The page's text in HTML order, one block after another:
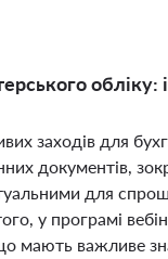
обліку:
заходів для
документів,
для
у програмі
що мають важливе